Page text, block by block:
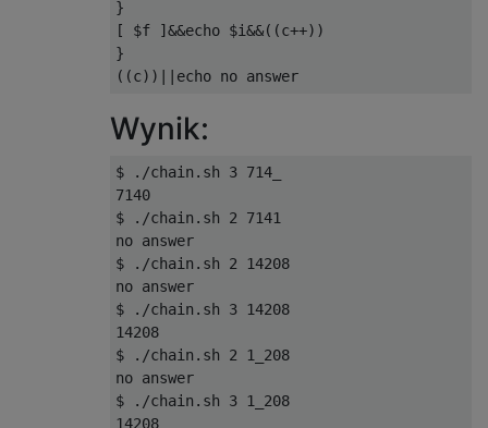
}
[ $f ]&&echo $i&&((c++))
}
Wynik:
$ ./chain.sh 3 714_
7140
$ ./chain.sh 2 7141
no answer
$ ./chain.sh 2 14208
no answer
$ ./chain.sh 3 14208
14208
$ ./chain.sh 2 1_208
no answer
$ ./chain.sh 3 1_208
14208